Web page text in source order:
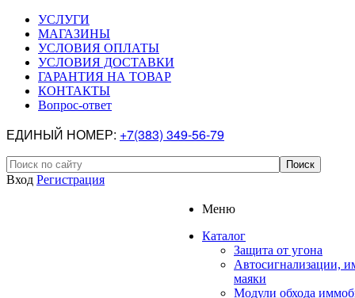
УСЛУГИ
МАГАЗИНЫ
УСЛОВИЯ ОПЛАТЫ
УСЛОВИЯ ДОСТАВКИ
ГАРАНТИЯ НА ТОВАР
КОНТАКТЫ
Вопрос-ответ
ЕДИНЫЙ НОМЕР: +7(383) 349-56-79
Вход Регистрация
Меню
Каталог
Защита от угона
Автосигнализации,
маяки
Модули обхода